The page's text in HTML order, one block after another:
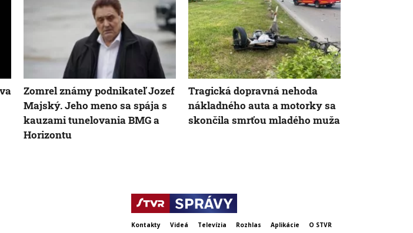
Zomrel známy podnikateľ Jozef
Majský. Jeho meno sa spája s
kauzami tunelovania BMG a
Horizontu
Tragická dopravná nehoda
nákladného auta a motorky sa
skončila smrťou mladého muža
Kontakty Videá Televízia Rozhlas Aplikácie O STVR